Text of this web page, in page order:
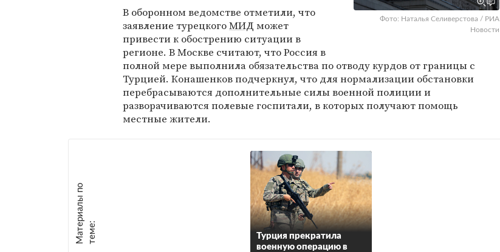
Фото: Наталья Селиверстова / РИА
Новости
В оборонном ведомстве отметили, что
заявление турецкогоМИД может
привести к обострению ситуации в
регионе. В Москве считают, что Россия в
полной мере выполнила обязательства по отводу курдов от границы с
Турцией. Конашенков подчеркнул, что для нормализации обстановки
перебрасываются дополнительные силы военной полиции и
разворачиваются полевые госпитали, в которых получают помощь
местные жители.
М
а
т е
р
и
а
л
ы
п
о
т
е
м
е :
Турция прекратила
военную операцию в